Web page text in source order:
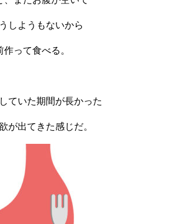
しようもないから
って食べる。
ていた期間が長かった
が出てきた感じだ。